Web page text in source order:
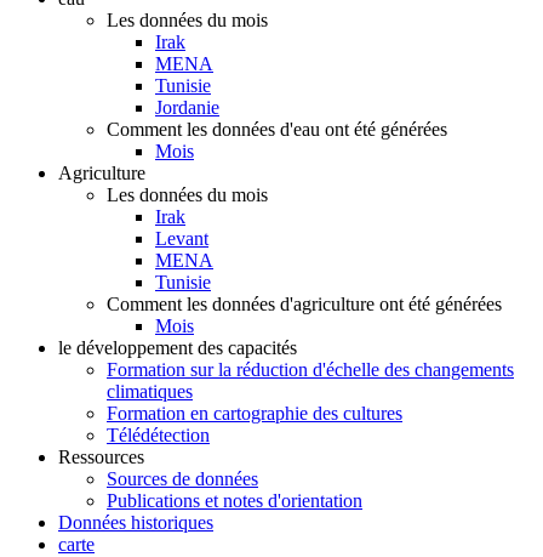
Les données du mois
Irak
MENA
Tunisie
Jordanie
Comment les données d'eau ont été générées
Mois
Agriculture
Les données du mois
Irak
Levant
MENA
Tunisie
Comment les données d'agriculture ont été générées
Mois
le développement des capacités
Formation sur la réduction d'échelle des changements
climatiques
Formation en cartographie des cultures
Télédétection
Ressources
Sources de données
Publications et notes d'orientation
Données historiques
carte